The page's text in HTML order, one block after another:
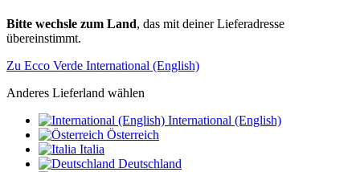
Bitte wechsle zum Land, das mit deiner Lieferadresse
übereinstimmt.
Zu Ecco Verde International (English)
Anderes Lieferland wählen
International (English)
Österreich
Italia
Deutschland